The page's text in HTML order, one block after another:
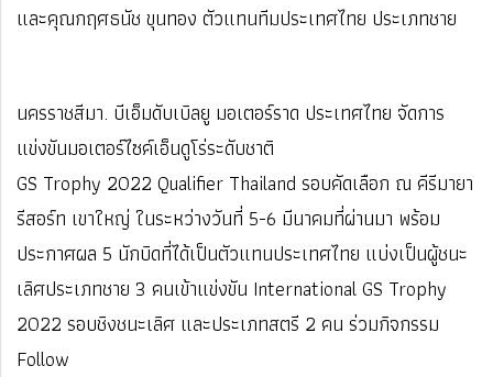
และคุณกฤศธนัช ขุนทอง ตัวแทนทีมประเทศไทย ประเภทชาย
นครราชสีมา. บีเอ็มดับเบิลยู มอเตอร์ราด ประเทศไทย จัดการ
แข่งขันมอเตอร์ไซค์เอ็นดูโร่ระดับชาติ
GS Trophy 2022 Qualifier Thailand รอบคัดเลือก ณ คีรีมายา
รีสอร์ท เขาใหญ่ ในระหว่างวันที่ 5-6 มีนาคมที่ผ่านมา พร้อม
ประกาศผล 5 นักบิดที่ได้เป็นตัวแทนประเทศไทย แบ่งเป็นผู้ชนะ
เลิศประเภทชาย 3 คนเข้าแข่งขัน International GS Trophy
2022 รอบชิงชนะเลิศ และประเภทสตรี 2 คน ร่วมกิจกรรม
Follow